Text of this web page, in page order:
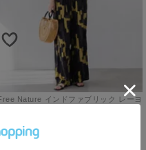
Nature インドファブリック レーヨ
SALE